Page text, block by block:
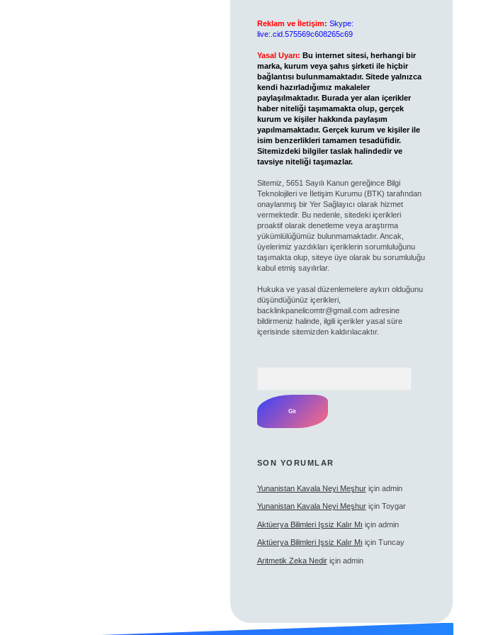
Reklam ve İletişim: Skype:
live:.cid.575569c608265c69
Yasal Uyarı: Bu internet sitesi, herhangi bir
marka, kurum veya şahıs şirketi ile hiçbir
bağlantısı bulunmamaktadır. Sitede yalnızca
kendi hazırladığımız makaleler
paylaşılmaktadır. Burada yer alan içerikler
haber niteliği taşımamakta olup, gerçek
kurum ve kişiler hakkında paylaşım
yapılmamaktadır. Gerçek kurum ve kişiler ile
isim benzerlikleri tamamen tesadüfidir.
Sitemizdeki bilgiler taslak halindedir ve
tavsiye niteliği taşımazlar.
Sitemiz, 5651 Sayılı Kanun gereğince Bilgi
Teknolojileri ve İletişim Kurumu (BTK) tarafından
onaylanmış bir Yer Sağlayıcı olarak hizmet
vermektedir. Bu nedenle, sitedeki içerikleri
proaktif olarak denetleme veya araştırma
yükümlülüğümüz bulunmamaktadır. Ancak,
üyelerimiz yazdıkları içeriklerin sorumluluğunu
taşımakta olup, siteye üye olarak bu sorumluluğu
kabul etmiş sayılırlar.
Hukuka ve yasal düzenlemelere aykırı olduğunu
düşündüğünüz içerikleri,
backlinkpanelicomtr@gmail.comadresine
bildirmeniz halinde, ilgili içerikler yasal süre
içerisinde sitemizden kaldırılacaktır.
SON YORUMLAR
Yunanistan Kavala Neyi Meşhuriçin admin
Yunanistan Kavala Neyi Meşhuriçin Toygar
Aktüerya Bilimleri Işsiz Kalır Mı için admin
Aktüerya Bilimleri Işsiz Kalır Mı için Tuncay
Aritmetik Zeka Nediriçin admin